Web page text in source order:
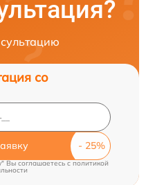
со
Вы соглашаетесь cполитикой